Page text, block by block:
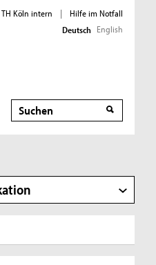
TH Köln intern |
Hilfe im Notfall
Deutsch English
Suche